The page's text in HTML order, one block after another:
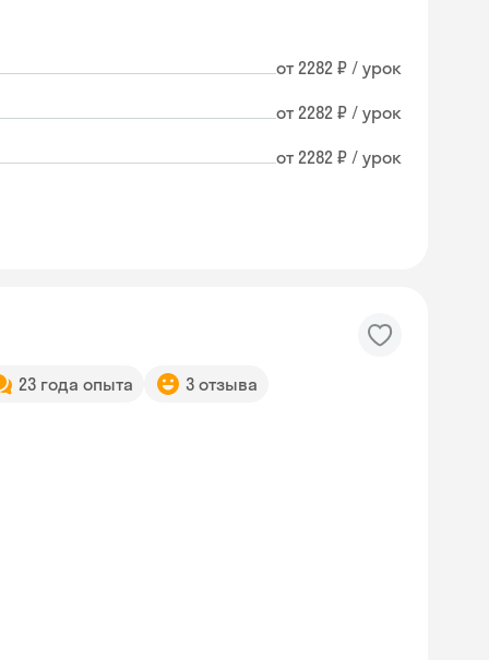
от 2282 ₽ / урок
от 2282 ₽ / урок
от 2282 ₽ / урок
23 года опыта 3 отзыва